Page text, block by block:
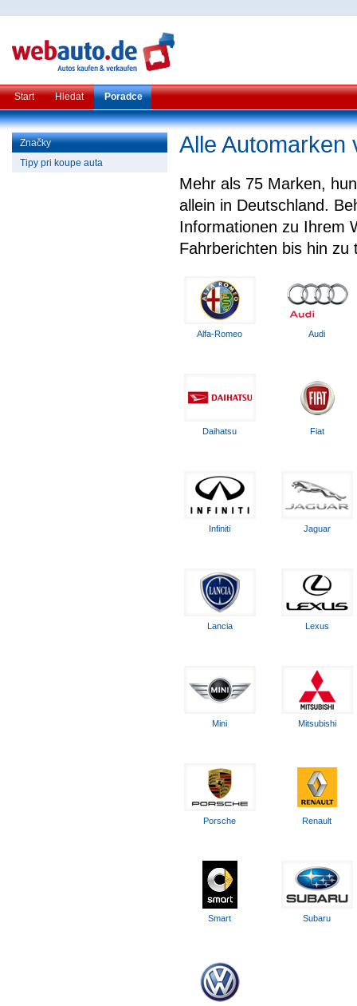
Start Hledat Poradce
Značky
Tipy pri koupe auta
Alle Automarken
Mehr als 75 Marken,
allein in Deutschland.
Informationen zu Ihrem
Fahrberichten bis hin zu
Alfa-Romeo Audi
Daihatsu Fiat
Infiniti Jaguar
Lancia Lexus
Mini Mitsubishi
Porsche Renault
Smart Subaru